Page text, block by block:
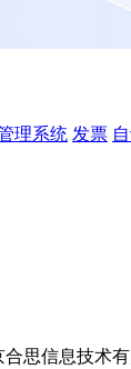
理系统 发票
合思信息技术